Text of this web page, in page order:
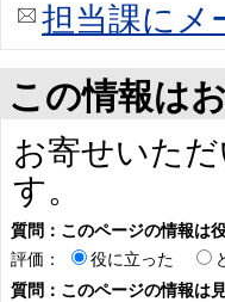
担当課にメ
この情報は
お寄せいた
す。
質問：このページの情報は
評価：
役に立った
質問：このページの情報は